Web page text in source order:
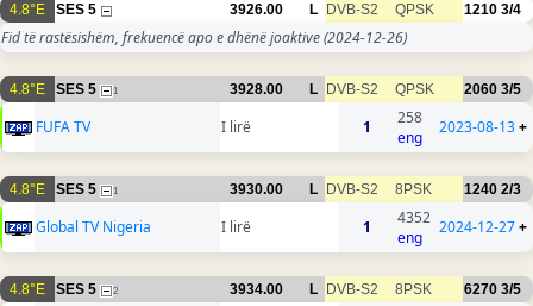
4.8°E SES 5 3926.00 L DVB-S2 QPSK 1210 3/4
Fid të rastësishëm, frekuencë apo e dhënë joaktive(2024-12-26)
4.8°E SES 5 1 3928.00 L DVB-S2 QPSK 2060 3/5
FUFA TV I lirë 1
258
eng
2023-08-13+
4.8°E SES 5 1 3930.00 L DVB-S2 8PSK 1240 2/3
Global TV Nigeria I lirë 1
4352
eng
2024-12-27+
4.8°E SES 5 2 3934.00 L DVB-S2 8PSK 6270 3/5